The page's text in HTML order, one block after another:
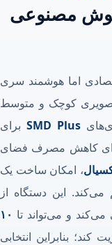
اما هوشمند سری
کوچک و متوسط
SMD Plus برای
کاهش مصرف فضای
، امکان ساخت یک
این دستگاه از
می‌کند و می‌تواند تا ۱۰
کند؛ بنابراین انتخابی